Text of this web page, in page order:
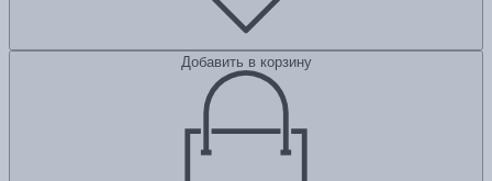
Добавить в корзину